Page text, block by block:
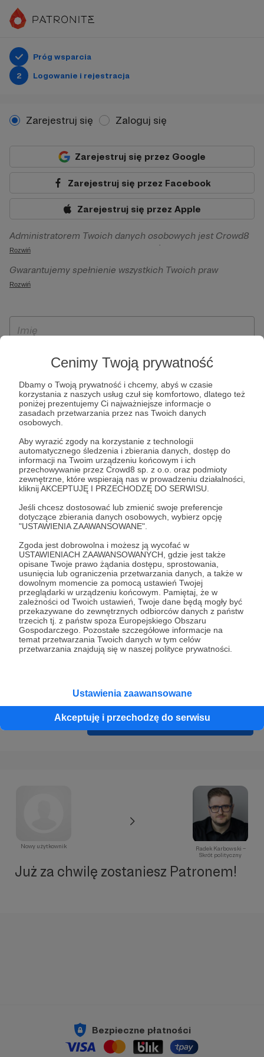
Cenimy Twoją prywatność
Dbamy o Twoją prywatność i chcemy, abyś w czasie
korzystania z naszych usług czuł się komfortowo, dlatego też
poniżej prezentujemy Ci najważniejsze informacje o
zasadach przetwarzania przez nas Twoich danych
osobowych.
Aby wyrazić zgody na korzystanie z technologii
automatycznego śledzenia i zbierania danych, dostęp do
informacji na Twoim urządzeniu końcowym i ich
przechowywanie przez Crowd8 sp. z o.o. oraz podmioty
zewnętrzne, które wspierają nas w prowadzeniu działalności,
kliknij AKCEPTUJĘ I PRZECHODZĘ DO SERWISU.
Jeśli chcesz dostosować lub zmienić swoje preferencje
dotyczące zbierania danych osobowych, wybierz opcję
"USTAWIENIA ZAAWANSOWANE".
Zgoda jest dobrowolna i możesz ją wycofać w
USTAWIENIACH ZAAWANSOWANYCH, gdzie jest także
opisane Twoje prawo żądania dostępu, sprostowania,
usunięcia lub ograniczenia przetwarzania danych, a także w
dowolnym momencie za pomocą ustawień Twojej
przeglądarki w urządzeniu końcowym. Pamiętaj, że w
zależności od Twoich ustawień, Twoje dane będą mogły być
przekazywane do zewnętrznych odbiorców danych z państw
trzecich tj. z państw spoza Europejskiego Obszaru
Gospodarczego. Pozostałe szczegółowe informacje na
temat przetwarzania Twoich danych w tym celów
przetwarzania znajdują się w naszej polityce prywatności.
Ustawienia zaawansowane
Akceptuję i przechodzę do serwisu
Próg wsparcia
2
Logowanie i rejestracja
Zarejestruj się Zaloguj się
Zarejestruj się przez Google
Zarejestruj się przez Facebook
Zarejestruj się przez Apple
Administratorem Twoich danych osobowych jest Crowd8
sp. z o.o. z siedziba w Warszawie, ul. Żwirki i Wigury 16, 02-
092 Warszawa. Twoje dane osobowe będą przetwarzane w
szczególności w celu wykonania umowy zawartej z Tobą, w
Patronite.pl, w tym możliwości dokonywania oraz
otrzymywania wsparcia na naszej platformie oraz
Rozwiń
Gwarantujemy spełnienie wszystkich Twoich praw
wynikających z ogólnego rozporządzenia o ochronie
ich przenoszenia, niepodlegania zautomatyzowanemu
wyrażenia sprzeciwu wobec przetwarzania Twoich danych
osobowych. Rejestracja dla osób niepełnoletnich możliwa
jest po przekazaniu podpisanego formularza "Zgodna na
założenie konta przez osobę niepełnoletnią", formularz
dostępny jest na stronie regulaminu Patronite.pl.
Rozwiń
* Zapoznałem się i akceptujęRegulaminserwisu oraz
Prywatności.
* Wyrażam zgodę na przetwarzanie moich danych
osobowych podanych w formularzu rejestracyjnym w celu
prawidłowego świadczenia usług serwisu Patronite.
Wyrażam zgodę na otrzymywanie drogą elektroniczną
informacji handlowych - newslettera. Opcja ta może zostać
zmieniona w ustawieniach konta.
Cofnij Zarejestruj się i przejdź dalej
Nowy użytkownik
Radek Karbowski –
Skrót polityczny
Już za chwilę zostaniesz Patronem!
Bezpieczne płatności